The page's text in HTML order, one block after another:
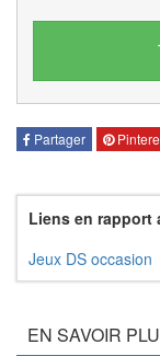
Partager
Liens en rapport
Jeux DS occasion
EN SAVOIR